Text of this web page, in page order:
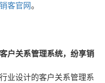
客官网。
户关系管理系统，纷享销
业设计的客户关系管理系